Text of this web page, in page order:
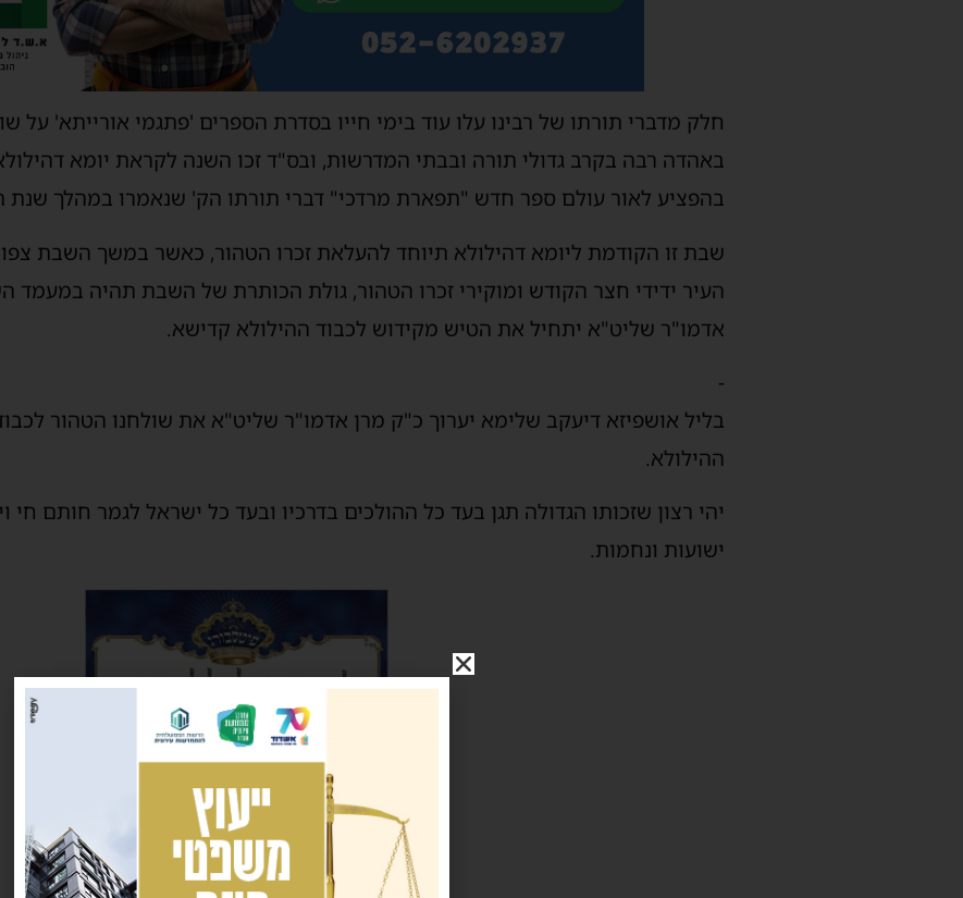
חלק מדברי תורתו של רבינו עלו עוד בימי חייו בסדרת הספרים 'פתגמי אורייתא' על
באהדה רבה בקרב גדולי תורה ובבתי המדרשות, ובס"ד זכו השנה לקראת יומא
בהפציע לאור עולם ספר חדש "תפארת מרדכי" דברי תורתו הק' שנאמרו במהלך
שבת זו הקודמת ליומא דהילולא תיוחד להעלאת זכרו הטהור, כאשר במשך השבת
העיר ידידי חצר הקודש ומוקירי זכרו הטהור, גולת הכותרת של השבת תהיה במעמד
אדמו"ר שליט"א יתחיל את הטיש מקידוש לכבוד ההילולא קדישא.
-
בליל אושפיזא דיעקב שלימא יערוך כ"ק מרן אדמו"ר שליט"א את שולחנו הטהור לכבוד
ההילולא.
יהי רצון שזכותו הגדולה תגן בעד כל ההולכים בדרכיו ובעד כל ישראל לגמר חותם חי
ישועות ונחמות.